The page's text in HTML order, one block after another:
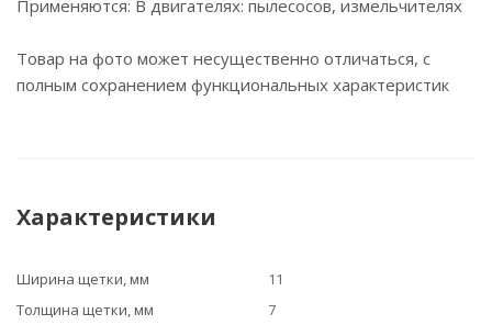
Применяются: В двигателях: пылесосов, измельчителях
Товар на фото может несущественно отличаться, с
полным сохранением функциональных характеристик
Характеристики
Ширина щетки, мм
11
Толщина щетки, мм
7